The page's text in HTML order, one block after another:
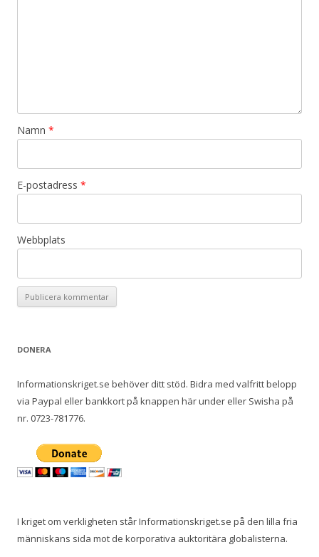
Namn *
E-postadress *
Webbplats
DONERA
Informationskriget.se behöver ditt stöd. Bidra med valfritt belopp
via Paypal eller bankkort på knappen här under eller Swisha på
nr. 0723-781776.
I kriget om verkligheten står Informationskriget.se på den lilla fria
människans sida mot de korporativa auktoritära globalisterna.